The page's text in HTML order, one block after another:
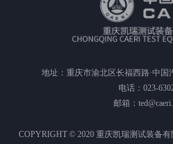
地址：重庆市渝北区长福西路·中国
电话：023-
邮箱：
COPYRIGHT © 2020 重庆凯瑞测试装备有